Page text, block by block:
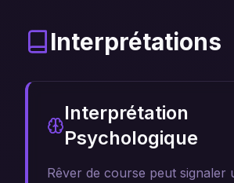
Interprétations
Interprétation
Psychologique
Rêver de course peut signaler